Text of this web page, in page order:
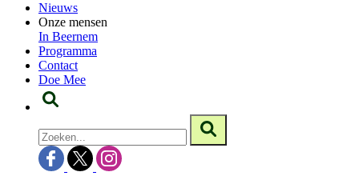
Nieuws
Onze mensen
In Beernem
Programma
Contact
Doe Mee